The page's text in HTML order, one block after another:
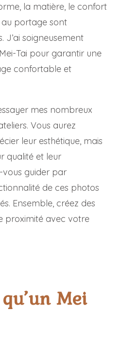
la matière, le confort
au portage sont
J’ai soigneusement
Tai pour garantir une
confortable et
mes nombreux
Vous aurez
leur esthétique, mais
qualité et leur
vous guider par
de ces photos
Ensemble, créez des
proximité avec votre
Mei